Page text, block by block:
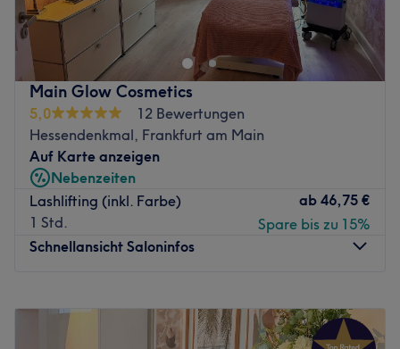
Main Glow Cosmetics
5,0
12 Bewertungen
Hessendenkmal, Frankfurt am Main
Auf Karte anzeigen
Nebenzeiten
Lashlifting (inkl. Farbe)
1 Std.
ab 46,75 €
Spare bis zu 15%
Schnellansicht Saloninfos
Dienstag
10:00–20:00
10:00–20:00